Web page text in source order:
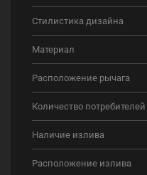
Стилистика дизайна
Материал
Расположение рычага
Количество потребителей
Наличие излива
Расположение излива